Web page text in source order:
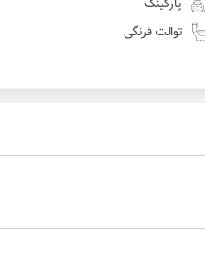
پارکینگ
توالت فرنگی